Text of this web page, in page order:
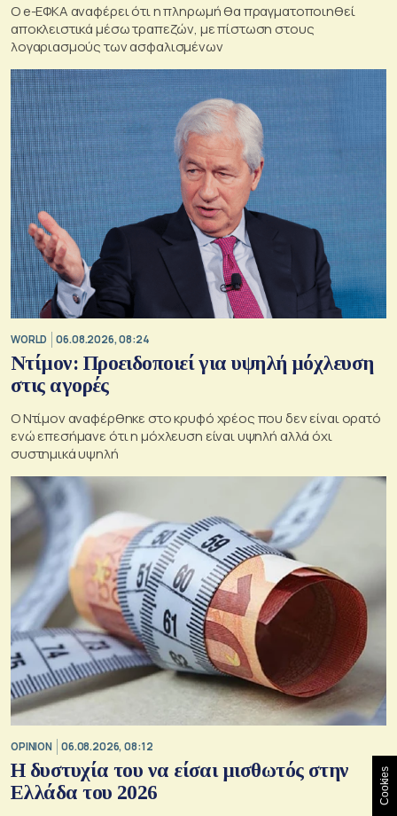
O e-ΕΦΚΑ αναφέρει ότι η πληρωμή θα πραγματοποιηθεί
αποκλειστικά μέσω τραπεζών, με πίστωση στους
λογαριασμούς των ασφαλισμένων
WORLD 06.08.2026, 08:24
Ντίμον: Προειδοποιεί για υψηλή μόχλευση
στις αγορές
Ο Ντίμον αναφέρθηκε στο κρυφό χρέος που δεν είναι ορατό
ενώ επεσήμανε ότι η μόχλευση είναι υψηλή αλλά όχι
συστημικά υψηλή
OPINION 06.08.2026, 08:12
Η δυστυχία του να είσαι μισθωτός στην
Ελλάδα του 2026
Cookies